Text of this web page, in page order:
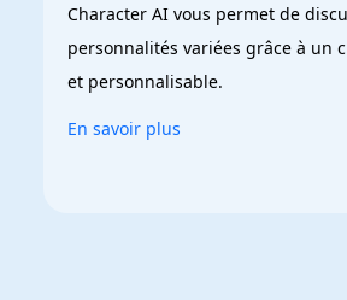
Character AI vous permet de
personnalités variées grâce à un
et personnalisable.
En savoir plus